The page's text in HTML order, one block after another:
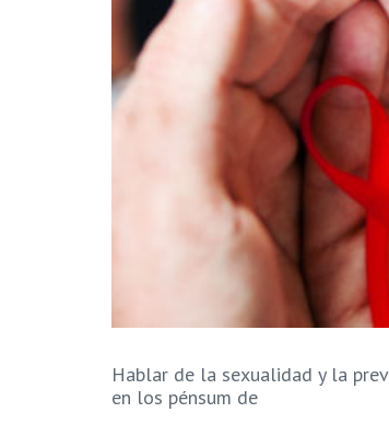
Hablar de la sexualidad y la
en los pénsum de